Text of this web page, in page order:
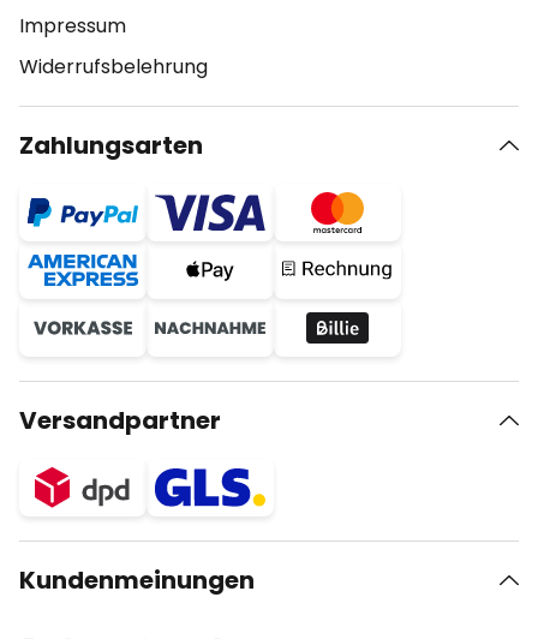
Impressum
Widerrufsbelehrung
Zahlungsarten
Versandpartner
Kundenmeinungen